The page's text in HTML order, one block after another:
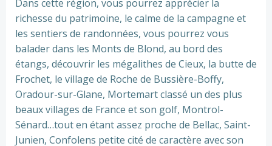
Dans cette région, vous pourrez apprécier la
richesse du patrimoine, le calme de la campagne et
les sentiers de randonnées, vous pourrez vous
balader dans les Monts de Blond, au bord des
étangs, découvrir les mégalithes de Cieux, la butte de
Frochet, le village de Roche de Bussière-Boffy,
Oradour-sur-Glane, Mortemart classé un des plus
beaux villages de France et son golf, Montrol-
Sénard…tout en étant assez proche de Bellac, Saint-
Junien, Confolens petite cité de caractère avec son